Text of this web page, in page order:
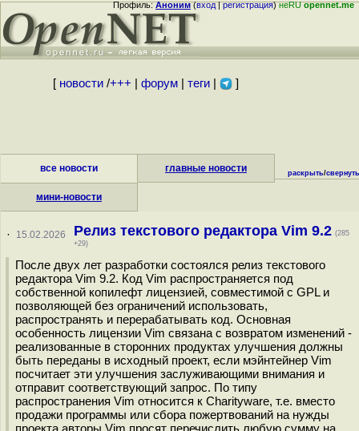
Профиль:Аноним(вход|регистрация)неRUopennet.me
[ новости/+++ форум| теги| ]
все новости главные новости
мини-новости
раскрыть/свернуть
· 15.02.2026 Релиз текстового редактора Vim 9.2 (285
+29)
После двух лет разработки состоялся релиз текстового
редактора Vim 9.2. Код Vim распространяется под
собственной копилефт лицензией, совместимой с GPL и
позволяющей без ограничений использовать,
распространять и перерабатывать код. Основная
особенность лицензии Vim связана с возвратом изменений -
реализованные в сторонних продуктах улучшения должны
быть переданы в исходный проект, если мэйнтейнер Vim
посчитает эти улучшения заслуживающими внимания и
отправит соответствующий запрос. По типу
распространения Vim относится к Сharityware, т.е. вместо
продажи программы или сбора пожертвований на нужды
проекта авторы Vim просят перечислить любую сумму на